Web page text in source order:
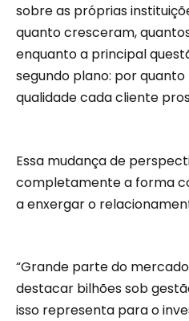
sobre as próprias
quanto cresceram,
enquanto a principal
segundo plano: por
qualidade cada cliente
Essa mudança de
completamente a forma
a enxergar o
“Grande parte do
destacar bilhões sob
isso representa para o